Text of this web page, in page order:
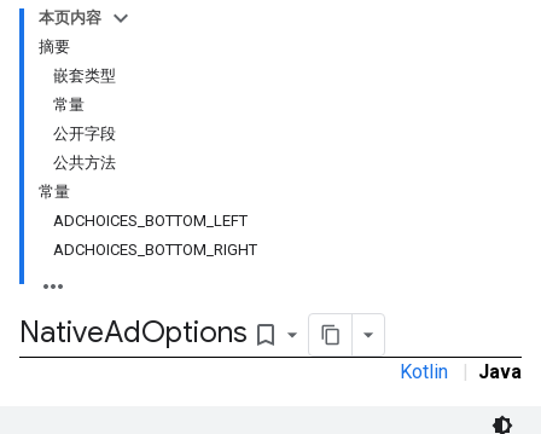
本页内容
摘要
嵌套类型
常量
公开字段
公共方法
常量
ADCHOICES_BOTTOM_LEFT
ADCHOICES_BOTTOM_RIGHT
NativeAdOptions bookmark_border
Kotlin | Java